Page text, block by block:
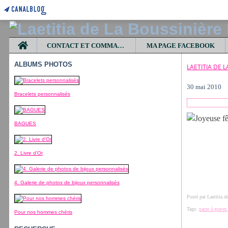
Home
CONTACT ET COMMANDES MA PAGE FACEBOOK
ALBUMS PHOTOS
Bracelets personnalisés
BAGUES
2. Livre d'Or
4. Galerie de photos de bijoux personnalisés
Pour nos hommes chéris
LAETITIA DE
30 mai 2010
Posté par Laetitia
Tags:nacre à graver